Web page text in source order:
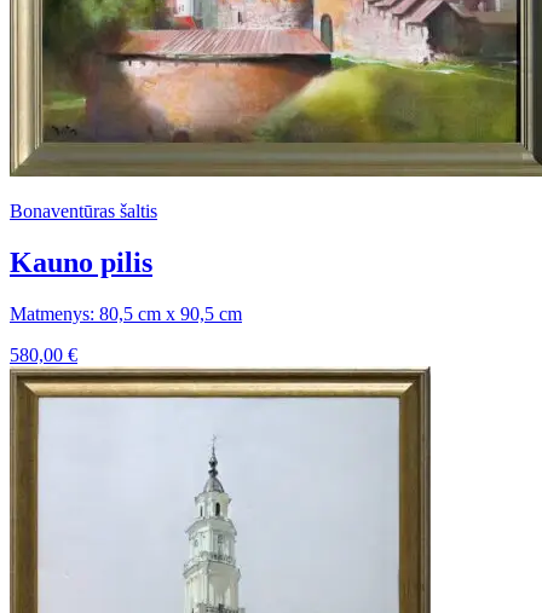
Bonaventūras šaltis
Kauno pilis
Matmenys: 80,5 cm x 90,5 cm
580,00 €